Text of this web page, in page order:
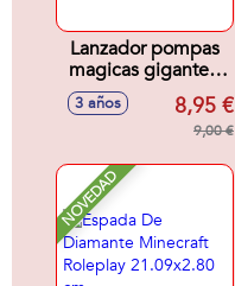
Lanzador pompas
magicas gigantes,
incluye botella con
líquido
3 años 8,95 €
9,00 €
NOVEDAD